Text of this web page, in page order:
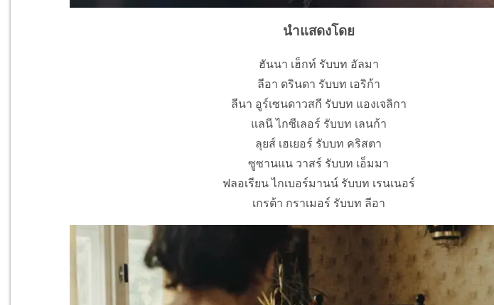
นำแสดงโดย
ฮันนา เฮ็กท์ รับบท อัลมา
ลีอา ดรินดา รับบท เอริก้า
ลีนา อูร์เซนดาวสกี รับบท แองเจลิกา
แลนี ไกซีเลอร์ รับบท เลนก้า
ลุยส์ เฮเยอร์ รับบท คริสตา
ซูซานแน วาสร์ รับบท เอ็มมา
ฟลอเรียน ไกเบอร์มานน์ รับบท เรนเนอร์
เกรต้า กราเมอร์ รับบท ลีอา